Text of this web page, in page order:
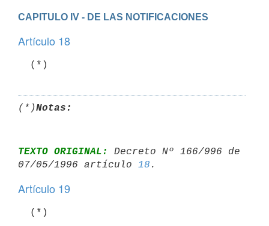
CAPITULO IV - DE LAS NOTIFICACIONES
Artículo 18
  (*)
(*)Notas:
TEXTO ORIGINAL:
Decreto Nº 166/996 de
07/05/1996 artículo 18
Artículo 19
  (*)